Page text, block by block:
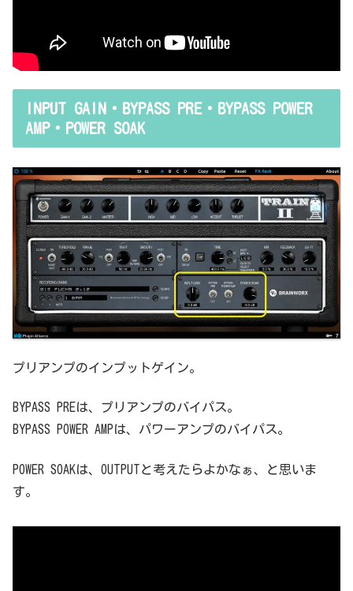
INPUT GAIN・BYPASS PRE・BYPASS POWER
AMP・POWER SOAK
プリアンプのインプットゲイン。
BYPASS PREは、プリアンプのバイパス。
BYPASS POWER AMPは、パワーアンプのバイパス。
POWER SOAKは、OUTPUTと考えたらよかなぁ、と思いま
す。